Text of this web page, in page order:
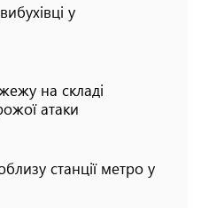
у
на складі
атаки
станції метро у